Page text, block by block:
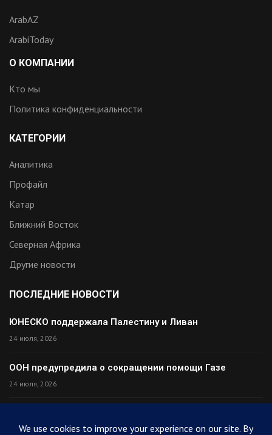
ArabAZ
ArabiToday
О КОМПАНИИ
Кто мы
Политика конфиденциальности
КАТЕГОРИИ
Аналитика
Профайл
Катар
Ближний Восток
Северная Африка
Другие новости
ПОСЛЕДНИЕ НОВОСТИ
ЮНЕСКО поддержала Палестину и Ливан
24 июля, 2026
ООН предупредила о сокращении помощи Газе
24 июля, 2026
24 июля, 2026